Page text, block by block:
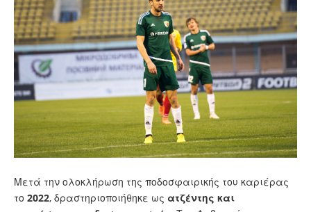
Μετά την ολοκλήρωση της ποδοσφαιρικής του καριέρας
το 2022, δραστηριοποιήθηκε ως ατζέντης και